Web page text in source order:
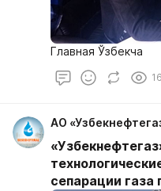
Главная Ўзбекча
АО
сепарации газа